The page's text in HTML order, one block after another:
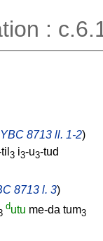
:
8713 ll. 1-2)
3 i3-u3-tud
8713 l. 3)
dutu me-da tum3